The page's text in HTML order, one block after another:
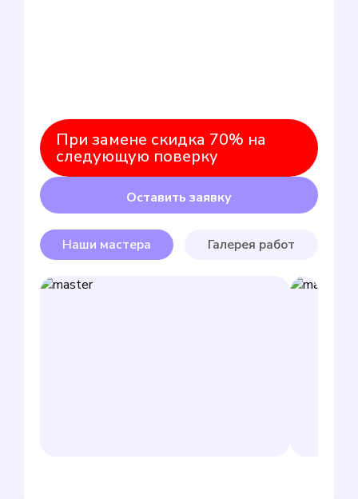
При замене скидка 70% на
следующую поверку
Оставить заявку
Наши мастера Галерея работ